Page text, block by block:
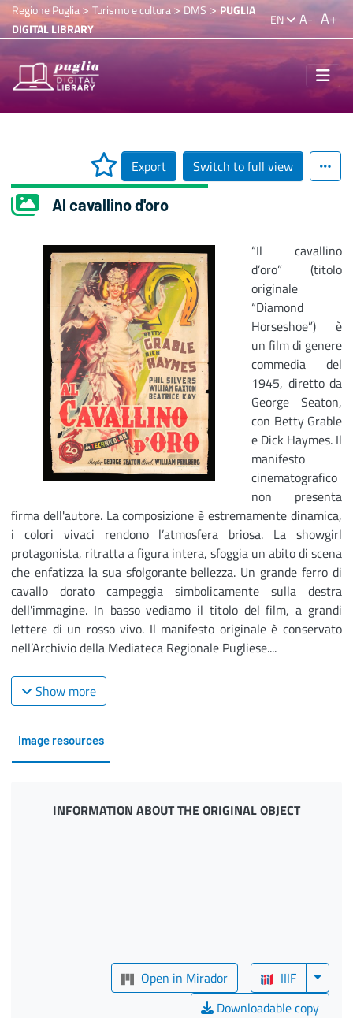
Regione Puglia> Turismo e cultura>DMS > PUGLIA
DIGITAL LIBRARY
EN A- A+
Export Switch to full view
Al cavallino d'oro
“Il cavallino
d’oro” (titolo
originale
“Diamond
Horseshoe”) è
un film di genere
commedia del
1945, diretto da
George Seaton,
con Betty Grable
e Dick Haymes. Il
manifesto
cinematografico
non presenta
firma dell'autore. La composizione è estremamente dinamica,
i colori vivaci rendono l’atmosfera briosa. La showgirl
protagonista, ritratta a figura intera, sfoggia un abito di scena
che enfatizza la sua sfolgorante bellezza. Un grande ferro di
cavallo dorato campeggia simbolicamente sulla destra
dell'immagine. In basso vediamo il titolo del film, a grandi
lettere di un rosso vivo. Il manifesto originale è conservato
nell’Archivio della Mediateca Regionale Pugliese....
Show more
Image resources
INFORMATION ABOUT THE ORIGINAL OBJECT
Open in Mirador
IIIF
Downloadable copy